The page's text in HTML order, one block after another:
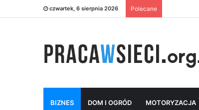
czwartek, 6 sierpnia 2026 Polecane
BIZNES DOM I OGRÓD MOTORYZACJA